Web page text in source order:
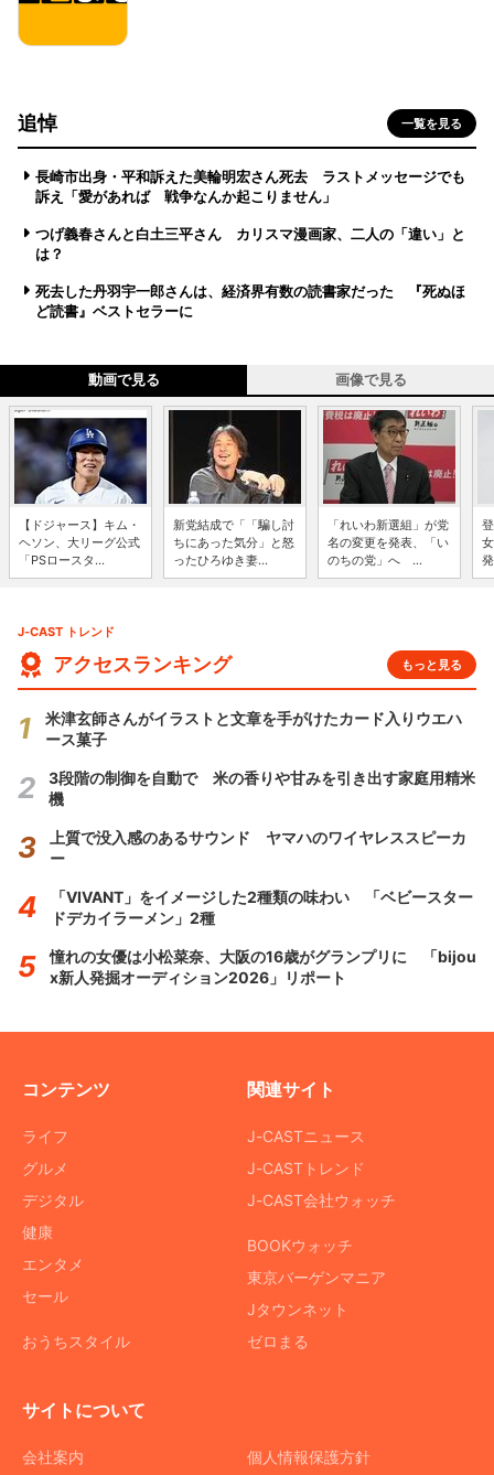
追悼 一覧を見る
長崎市出身・平和訴えた美輪明宏さん死去 ラストメッセージでも
訴え「愛があれば 戦争なんか起こりません」
つげ義春さんと白土三平さん カリスマ漫画家、二人の「違い」と
は？
死去した丹羽宇一郎さんは、経済界有数の読書家だった 『死ぬほ
ど読書』ベストセラーに
動画で見る 画像で見る
【ドジャース】キム・
ヘソン、大リーグ公式
「PSロースタ...
新党結成で「「騙し討
ちにあった気分」と怒
ったひろゆき妻...
「れいわ新選組」が党
名の変更を発表、「い
のちの党」へ ...
J-CAST トレンド
アクセスランキング もっと見る
米津玄師さんがイラストと文章を手がけたカード入りウエハ
ース菓子
3段階の制御を自動で 米の香りや甘みを引き出す家庭用精米
機
上質で没入感のあるサウンド ヤマハのワイヤレススピーカ
ー
「VIVANT」をイメージした2種類の味わい 「ベビースター
ドデカイラーメン」2種
憧れの女優は小松菜奈、大阪の16歳がグランプリに 「bijou
x新人発掘オーディション2026」リポート
コンテンツ
ライフ
グルメ
デジタル
健康
エンタメ
セール
おうちスタイル
関連サイト
J-CASTニュース
J-CASTトレンド
J-CAST会社ウォッチ
BOOKウォッチ
東京バーゲンマニア
Jタウンネット
ゼロまる
サイトについて
会社案内 個人情報保護方針